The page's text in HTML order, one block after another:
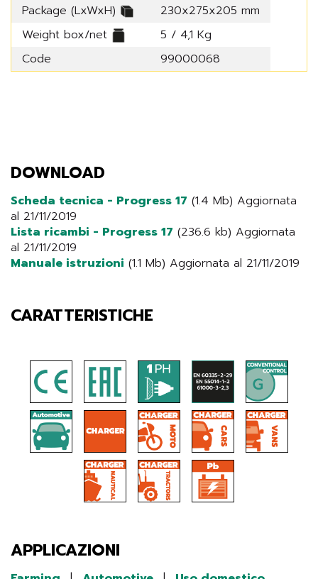
Package (LxWxH)
230x275x205 mm
Weight box/net
5 / 4,1 Kg
Code
99000068
DOWNLOAD
Scheda tecnica - Progress 17 (1.4 Mb) Aggiornata
al 21/11/2019
Lista ricambi - Progress 17 (236.6 kb) Aggiornata
al 21/11/2019
Manuale istruzioni (1.1 Mb) Aggiornata al 21/11/2019
CARATTERISTICHE
APPLICAZIONI